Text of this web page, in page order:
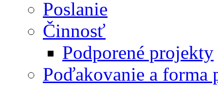
Poslanie
Činnosť
Podporené projekty
Poďakovanie a forma